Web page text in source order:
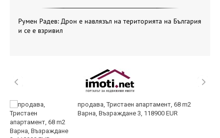
Румен Радев: Дрон е навлязъл на територията на България
и се е взривил
продава, Тристаен апартамент, 68 m2
Варна, Възраждане 3, 118900 EUR